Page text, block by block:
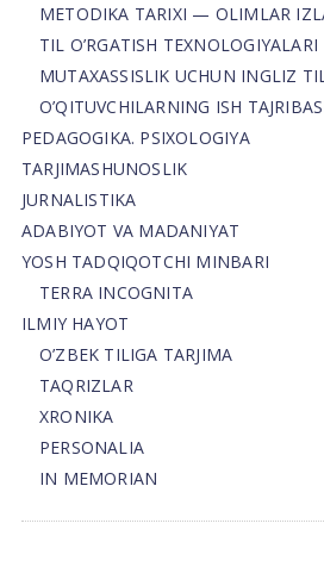
METODIKA TARIXI — OLIMLAR
TIL O’RGATISH TEXNOLOGIYALARI
MUTAXASSISLIK UCHUN INGLIZ
O’QITUVCHILARNING ISH
PEDAGOGIKA. PSIXOLOGIYA
TARJIMASHUNOSLIK
JURNALISTIKA
ADABIYOT VA MADANIYAT
YOSH TADQIQOTCHI MINBARI
TERRA INCOGNITA
ILMIY HAYOT
O’ZBEK TILIGA TARJIMA
TAQRIZLAR
XRONIKA
PERSONALIA
IN MEMORIAN